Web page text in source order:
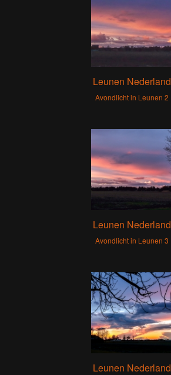
Leunen Nederland
Avondlicht in Leunen 2
Leunen Nederland
Avondlicht in Leunen 3
Leunen Nederland